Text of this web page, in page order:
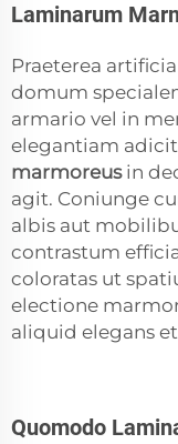
Laminarum
Praeterea
domum
armario vel in
elegantiam
marmoreus in
agit. Coniunge
albis aut
contrastum
coloratas ut
electione
aliquid elegans
Quomodo